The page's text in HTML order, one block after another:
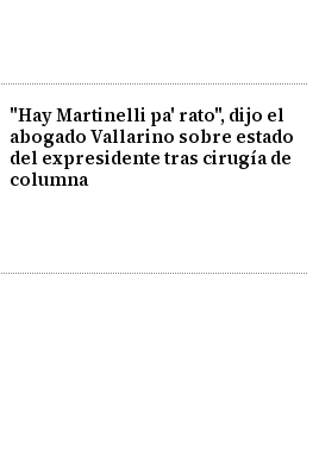
"Hay Martinelli pa' rato", dijo el
abogado Vallarino sobre estado
del expresidente tras cirugía de
columna